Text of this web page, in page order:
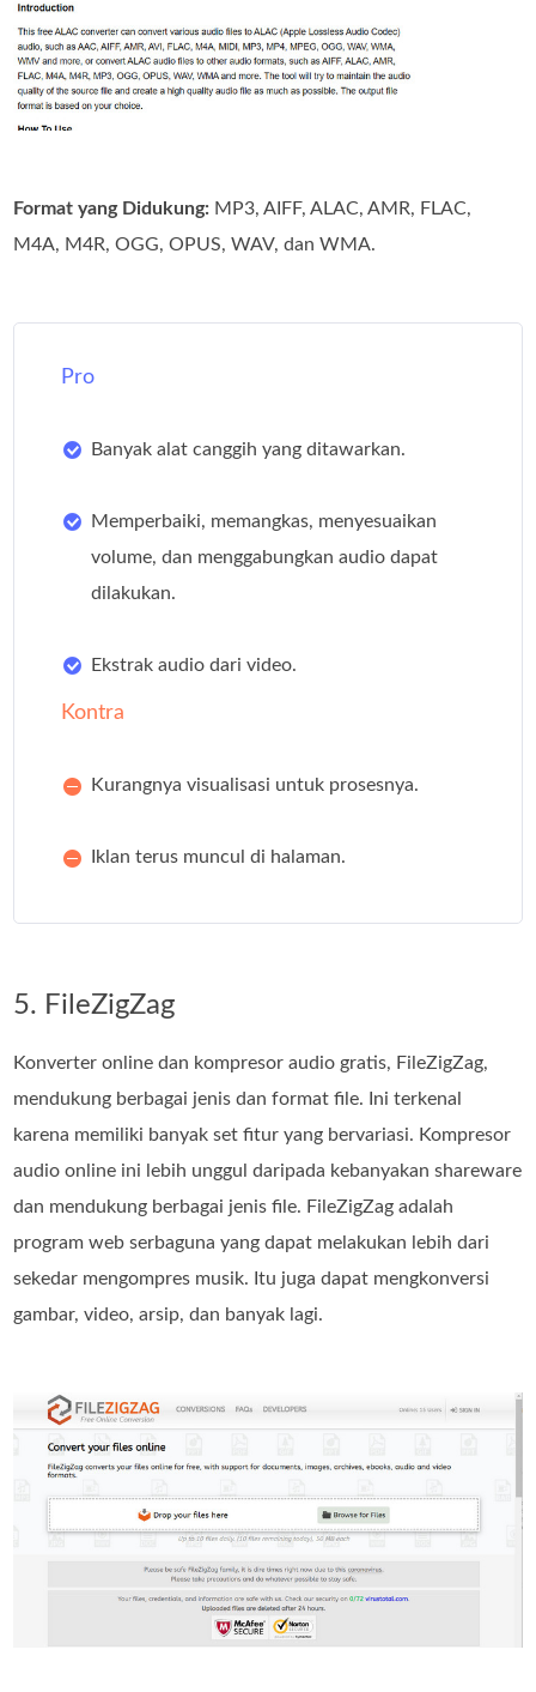
Format yang Didukung: MP3, AIFF, ALAC, AMR, FLAC,
M4A, M4R, OGG, OPUS, WAV, dan WMA.
Pro
Banyak alat canggih yang ditawarkan.
Memperbaiki, memangkas, menyesuaikan
volume, dan menggabungkan audio dapat
dilakukan.
Ekstrak audio dari video.
Kontra
Kurangnya visualisasi untuk prosesnya.
Iklan terus muncul di halaman.
5. FileZigZag
Konverter online dan kompresor audio gratis, FileZigZag,
mendukung berbagai jenis dan format file. Ini terkenal
karena memiliki banyak set fitur yang bervariasi. Kompresor
audio online ini lebih unggul daripada kebanyakan shareware
dan mendukung berbagai jenis file. FileZigZag adalah
program web serbaguna yang dapat melakukan lebih dari
sekedar mengompres musik. Itu juga dapat mengkonversi
gambar, video, arsip, dan banyak lagi.